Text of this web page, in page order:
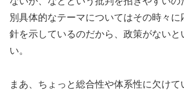
別具体的なテーマについてはその時々
針を示しているのだから、政策がないと
い。
まあ、ちょっと総合性や体系性に欠けて